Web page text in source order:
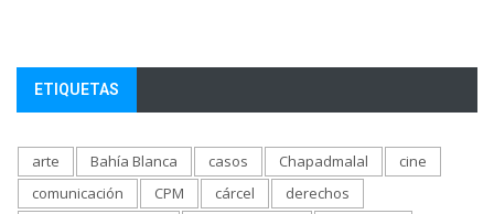
ETIQUETAS
arte Bahía Blanca casos Chapadmalal
cine
comunicación
CPM cárcel
derechos